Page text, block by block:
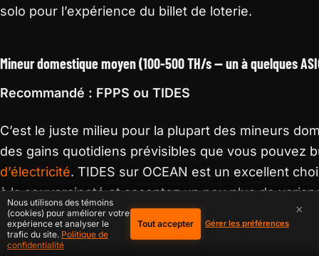
solo pour l’expérience du billet de loterie.
Mineur domestique moyen (100-500 TH/s — un à quelques
Recommandé : FPPS ou TIDES
C’est le juste milieu pour la plupart des mineurs
des gains quotidiens prévisibles que vous pouvez
d’électricité. TIDES sur OCEAN est un excellent
à la souveraineté et acceptez un peu plus de
TIDES sur OCEAN seront raisonnablement
hashrate du pool continue de croître.
×
Nous utilisons des témoins
(cookies) pour améliorer votre
expérience et analyser le
trafic du site. Politique de
confidentialité
Tout accepter Gérer les préférences